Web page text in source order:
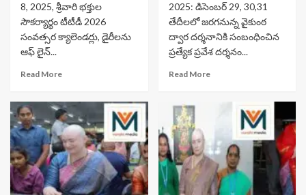
8, 2025, శ్రీవారి భక్తుల
సౌకర్యార్థం టీటీడీ 2026
సంవత్సర క్యాలెండర్లు, డైరీలను
ఆఫ్ లైన్...
Read More
2025: డిసెంబర్ 29, 30,31
తేదీలలో జరగనున్న వైకుంఠ
ద్వార దర్శనానికి సంబంధించిన
ప్రత్యేక ప్రవేశ దర్శనం...
Read More